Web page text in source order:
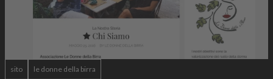
sito le donne della birra